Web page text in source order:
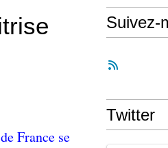
France se
Suivez-
Twitter